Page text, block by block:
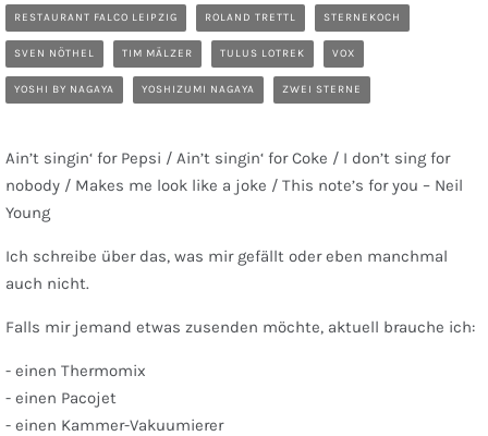
RESTAURANT FALCO LEIPZIG ROLAND TRETTL STERNEKOCH
SVEN NÖTHEL TIM MÄLZER TULUS LOTREK VOX
YOSHI BY NAGAYA YOSHIZUMI NAGAYA ZWEI STERNE
Ain’t singin‘ for Pepsi / Ain’t singin‘ for Coke / I don’t sing for
nobody / Makes me look like a joke / This note’s for you – Neil
Young
Ich schreibe über das, was mir gefällt oder eben manchmal
auch nicht.
Falls mir jemand etwas zusenden möchte, aktuell brauche ich:
- einen Thermomix
- einen Pacojet
- einen Kammer-Vakuumierer